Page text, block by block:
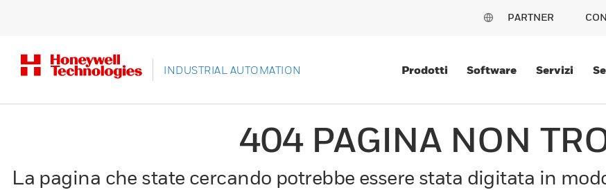
PARTNER
INDUSTRIAL AUTOMATION Prodotti Software Servizi
404 PAGINA NON
La pagina che state cercando potrebbe essere stata digitata in